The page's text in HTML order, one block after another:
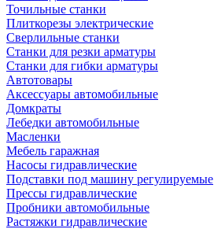
Точильные станки
Плиткорезы электрические
Сверлильные станки
Станки для резки арматуры
Станки для гибки арматуры
Автотовары
Аксессуары автомобильные
Домкраты
Лебедки автомобильные
Масленки
Мебель гаражная
Насосы гидравлические
Подставки под машину регулируемые
Прессы гидравлические
Пробники автомобильные
Растяжки гидравлические